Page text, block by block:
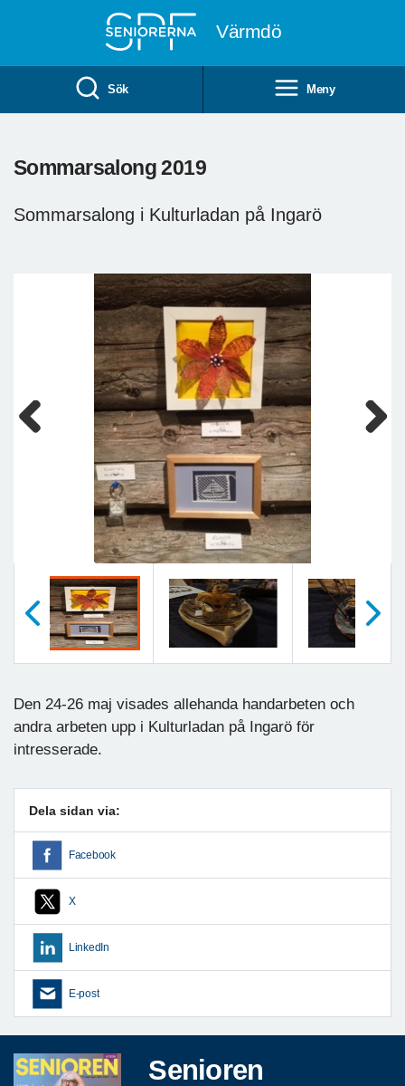
Värmdö
Sök Meny
Sommarsalong 2019
Sommarsalong i Kulturladan på Ingarö
Den 24-26 maj visades allehanda handarbeten och
andra arbeten upp i Kulturladan på Ingarö för
intresserade.
Dela sidan via:
Facebook
X
LinkedIn
E-post
Senioren